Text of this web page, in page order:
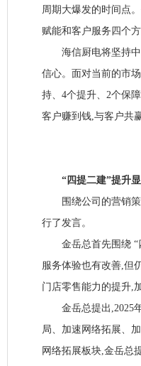
周期大爆发的时间点
赋能和客户服务四个
海信厨电将坚持中
信心。面对当前的市
持、4个提升、2个保
客户赚到钱,与客户共
“四提二建”提升显
围绕公司的营销策
行了发言。
金岳总首先围绕 “四
服务体验也有改善,但
门店零售能力的提升,
金岳总提出,2025年
局、加速网络拓展、
网络拓展板块,金岳总